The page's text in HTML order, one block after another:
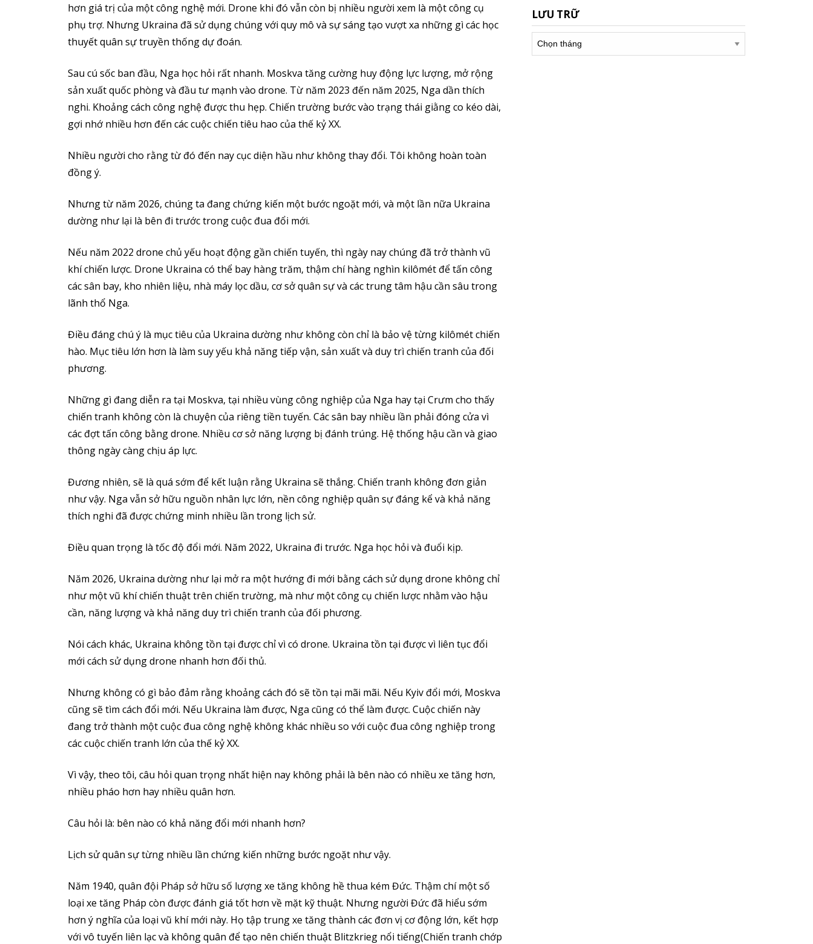
hơn giá trị của một công nghệ mới. Drone khi đó vẫn còn bị nhiều người xem là một công cụ
phụ trợ. Nhưng Ukraina đã sử dụng chúng với quy mô và sự sáng tạo vượt xa những gì các học
thuyết quân sự truyền thống dự đoán.
Sau cú sốc ban đầu, Nga học hỏi rất nhanh. Moskva tăng cường huy động lực lượng, mở rộng
sản xuất quốc phòng và đầu tư mạnh vào drone. Từ năm 2023 đến năm 2025, Nga dần thích
nghi. Khoảng cách công nghệ được thu hẹp. Chiến trường bước vào trạng thái giằng co kéo dài,
gợi nhớ nhiều hơn đến các cuộc chiến tiêu hao của thế kỷ XX.
Nhiều người cho rằng từ đó đến nay cục diện hầu như không thay đổi. Tôi không hoàn toàn
đồng ý.
Nhưng từ năm 2026, chúng ta đang chứng kiến một bước ngoặt mới, và một lần nữa Ukraina
dường như lại là bên đi trước trong cuộc đua đổi mới.
Nếu năm 2022 drone chủ yếu hoạt động gần chiến tuyến, thì ngày nay chúng đã trở thành vũ
khí chiến lược. Drone Ukraina có thể bay hàng trăm, thậm chí hàng nghìn kilômét để tấn công
các sân bay, kho nhiên liệu, nhà máy lọc dầu, cơ sở quân sự và các trung tâm hậu cần sâu trong
lãnh thổ Nga.
Điều đáng chú ý là mục tiêu của Ukraina dường như không còn chỉ là bảo vệ từng kilômét chiến
hào. Mục tiêu lớn hơn là làm suy yếu khả năng tiếp vận, sản xuất và duy trì chiến tranh của đối
phương.
Những gì đang diễn ra tại Moskva, tại nhiều vùng công nghiệp của Nga hay tại Crưm cho thấy
chiến tranh không còn là chuyện của riêng tiền tuyến. Các sân bay nhiều lần phải đóng cửa vì
các đợt tấn công bằng drone. Nhiều cơ sở năng lượng bị đánh trúng. Hệ thống hậu cần và giao
thông ngày càng chịu áp lực.
Đương nhiên, sẽ là quá sớm để kết luận rằng Ukraina sẽ thắng. Chiến tranh không đơn giản
như vậy. Nga vẫn sở hữu nguồn nhân lực lớn, nền công nghiệp quân sự đáng kể và khả năng
thích nghi đã được chứng minh nhiều lần trong lịch sử.
Điều quan trọng là tốc độ đổi mới. Năm 2022, Ukraina đi trước. Nga học hỏi và đuổi kịp.
Năm 2026, Ukraina dường như lại mở ra một hướng đi mới bằng cách sử dụng drone không chỉ
như một vũ khí chiến thuật trên chiến trường, mà như một công cụ chiến lược nhằm vào hậu
cần, năng lượng và khả năng duy trì chiến tranh của đối phương.
Nói cách khác, Ukraina không tồn tại được chỉ vì có drone. Ukraina tồn tại được vì liên tục đổi
mới cách sử dụng drone nhanh hơn đối thủ.
Nhưng không có gì bảo đảm rằng khoảng cách đó sẽ tồn tại mãi mãi. Nếu Kyiv đổi mới, Moskva
cũng sẽ tìm cách đổi mới. Nếu Ukraina làm được, Nga cũng có thể làm được. Cuộc chiến này
đang trở thành một cuộc đua công nghệ không khác nhiều so với cuộc đua công nghiệp trong
các cuộc chiến tranh lớn của thế kỷ XX.
Vì vậy, theo tôi, câu hỏi quan trọng nhất hiện nay không phải là bên nào có nhiều xe tăng hơn,
nhiều pháo hơn hay nhiều quân hơn.
Câu hỏi là: bên nào có khả năng đổi mới nhanh hơn?
Lịch sử quân sự từng nhiều lần chứng kiến những bước ngoặt như vậy.
Năm 1940, quân đội Pháp sở hữu số lượng xe tăng không hề thua kém Đức. Thậm chí một số
loại xe tăng Pháp còn được đánh giá tốt hơn về mặt kỹ thuật. Nhưng người Đức đã hiểu sớm
hơn ý nghĩa của loại vũ khí mới này. Họ tập trung xe tăng thành các đơn vị cơ động lớn, kết hợp
với vô tuyến liên lạc và không quân để tạo nên chiến thuật Blitzkrieg nổi tiếng(Chiến tranh chớp
LƯU TRỮ
Lưu
trữ